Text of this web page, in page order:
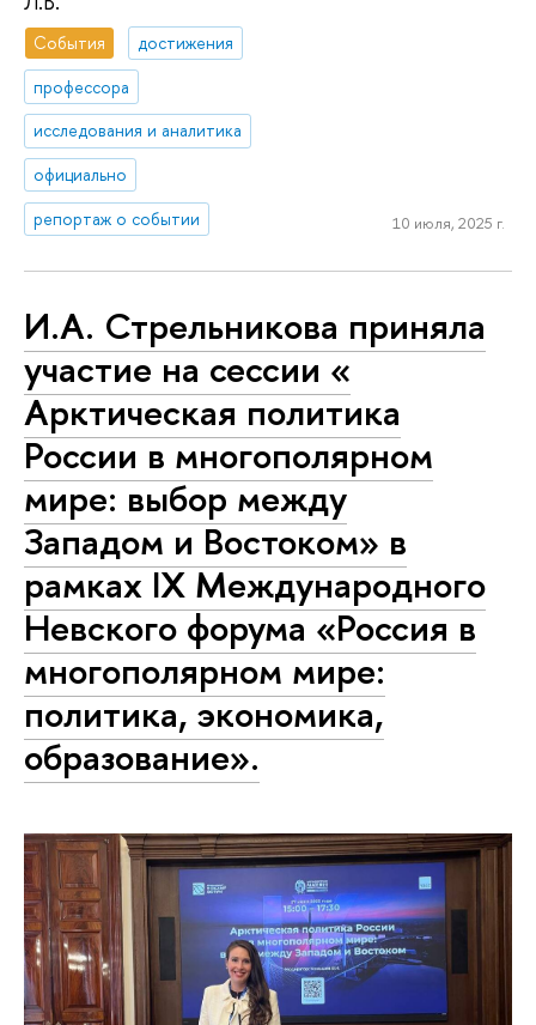
События
достижения
профессора
исследования и аналитика
официально
репортаж о событии
10 июля, 2025 г.
И.А. Стрельникова приняла
участие на сессии «
Арктическая политика
России в многополярном
мире: выбор между
Западом и Востоком» в
рамках IX Международного
Невского форума «Россия в
многополярном мире:
политика, экономика,
образование».